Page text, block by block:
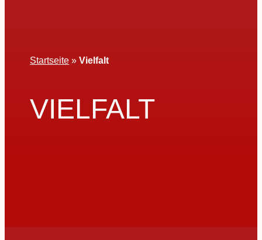
Startseite »Vielfalt
VIELFALT